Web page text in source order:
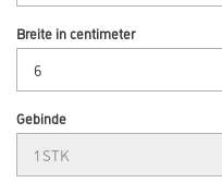
Breite in centimeter
Gebinde